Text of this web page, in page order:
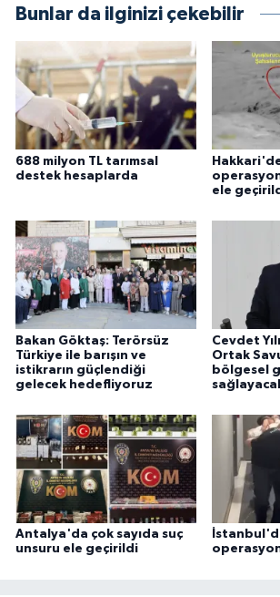
Bunlar da ilginizi çekebilir
688 milyon TL tarımsal
destek hesaplarda
ele
Bakan Göktaş: Terörsüz
Türkiye ile barışın ve
istikrarın güçlendiği
gelecek hedefliyoruz
Cevdet
Ortak
bölgesel
Antalya'da çok sayıda suç
unsuru ele geçirildi